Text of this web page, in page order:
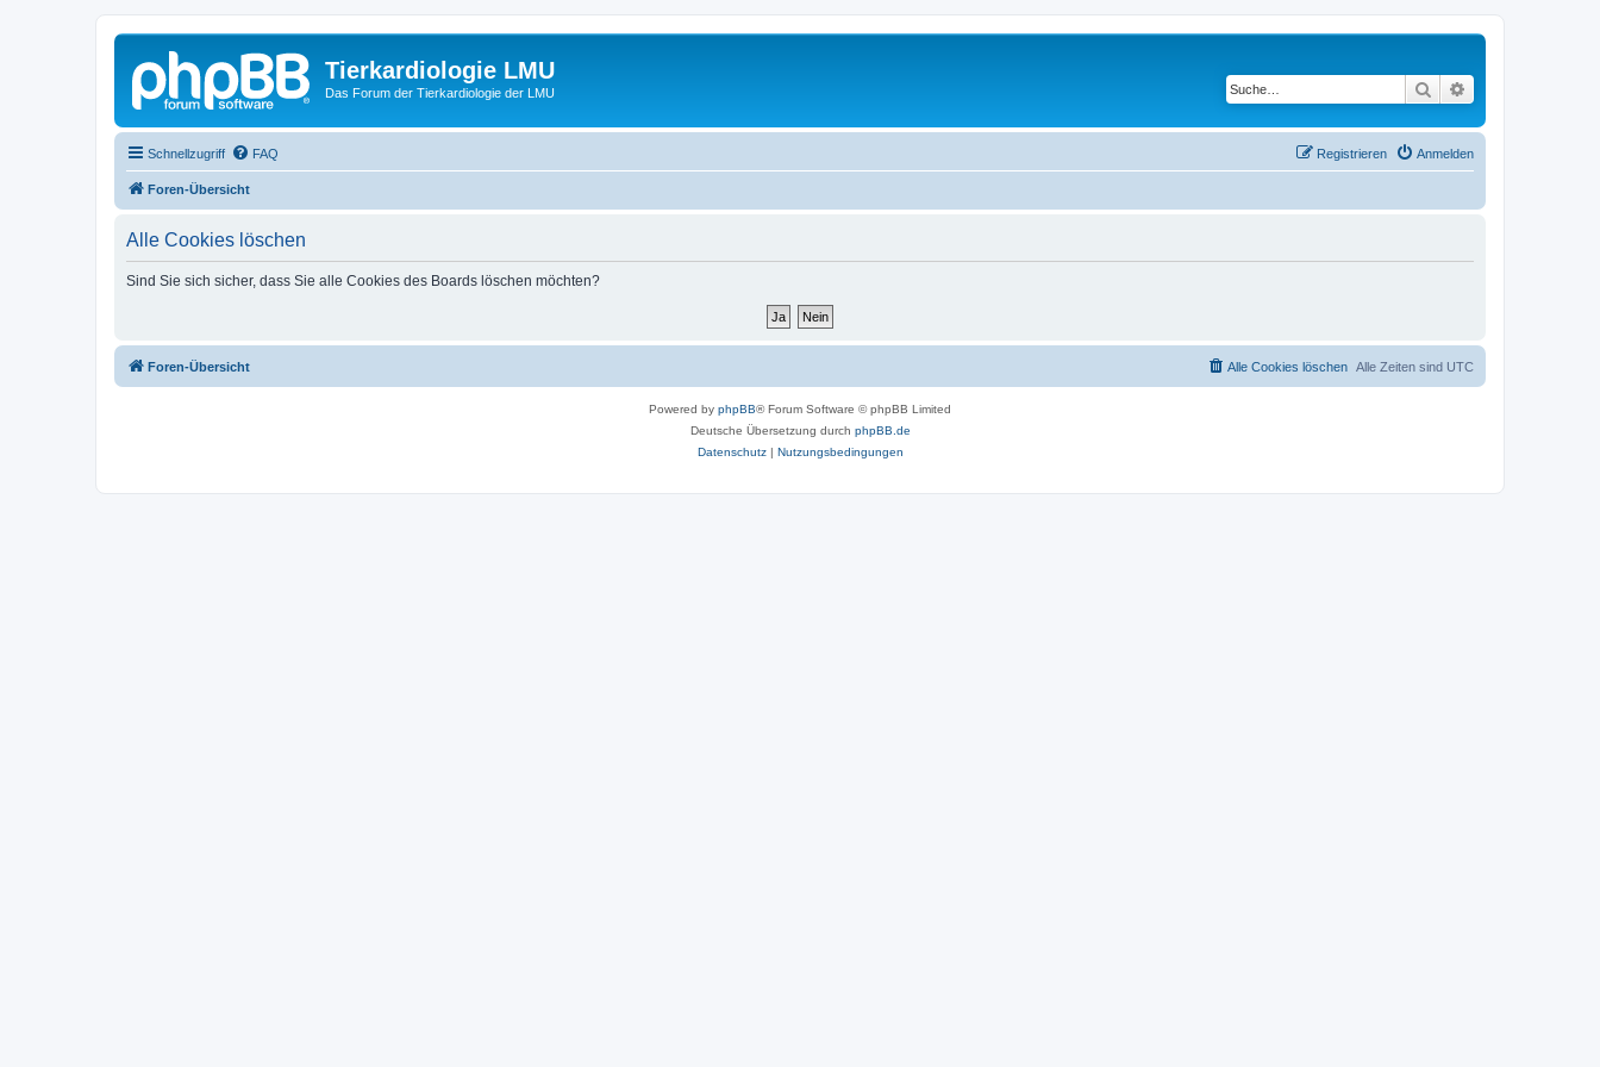
Tierkardiologie LMU
Das Forum der Tierkardiologie der LMU Suche
Schnellzugriff FAQ Anmelden
Registrieren
Foren-Übersicht
Alle Cookies löschen
Sind Sie sich sicher, dass Sie alle Cookies des Boards löschen möchten?
Foren-Übersicht Alle Zeiten sind UTC
Alle Cookies löschen
Powered by phpBB® Forum Software © phpBB Limited
Deutsche Übersetzung durch phpBB.de
Datenschutz| Nutzungsbedingungen